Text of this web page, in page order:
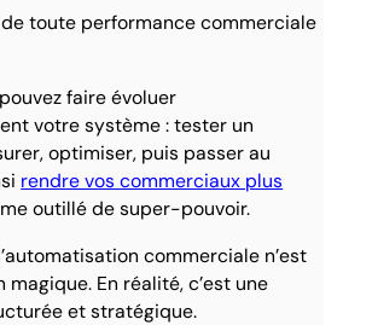
de toute performance commerciale
faire évoluer
votre système : tester un
optimiser, puis passer au
rendre vos commerciaux plus
outillé de super-pouvoir.
commerciale n’est
magique. En réalité, c’est une
et stratégique.